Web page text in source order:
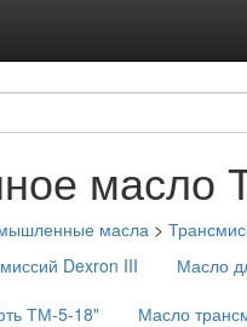
масло
масла >
Dexron III
Масло
ТМ-5-18"
Масло